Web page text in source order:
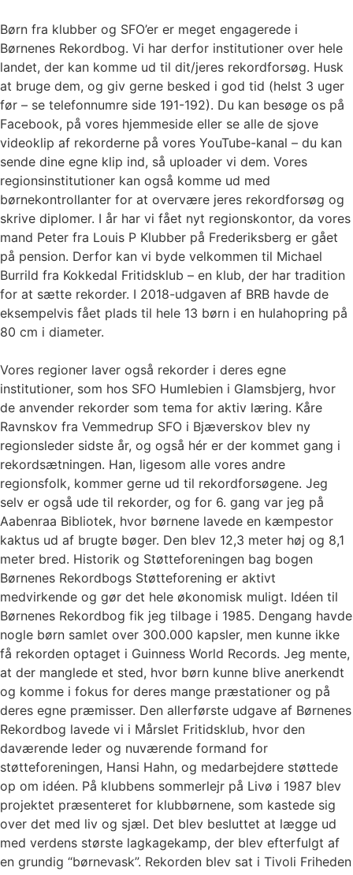
Børn fra klubber og SFO’er er meget engagerede i
Børnenes Rekordbog. Vi har derfor institutioner over hele
landet, der kan komme ud til dit/jeres rekordforsøg. Husk
at bruge dem, og giv gerne besked i god tid (helst 3 uger
før – se telefonnumre side 191-192). Du kan besøge os på
Facebook, på vores hjemmeside eller se alle de sjove
videoklip af rekorderne på vores YouTube-kanal – du kan
sende dine egne klip ind, så uploader vi dem. Vores
regionsinstitutioner kan også komme ud med
børnekontrollanter for at overvære jeres rekordforsøg og
skrive diplomer. I år har vi fået nyt regionskontor, da vores
mand Peter fra Louis P Klubber på Frederiksberg er gået
på pension. Derfor kan vi byde velkommen til Michael
Burrild fra Kokkedal Fritidsklub – en klub, der har tradition
for at sætte rekorder. I 2018-udgaven af BRB havde de
eksempelvis fået plads til hele 13 børn i en hulahopring på
80 cm i diameter.
Vores regioner laver også rekorder i deres egne
institutioner, som hos SFO Humlebien i Glamsbjerg, hvor
de anvender rekorder som tema for aktiv læring. Kåre
Ravnskov fra Vemmedrup SFO i Bjæverskov blev ny
regionsleder sidste år, og også hér er der kommet gang i
rekordsætningen. Han, ligesom alle vores andre
regionsfolk, kommer gerne ud til rekordforsøgene. Jeg
selv er også ude til rekorder, og for 6. gang var jeg på
Aabenraa Bibliotek, hvor børnene lavede en kæmpestor
kaktus ud af brugte bøger. Den blev 12,3 meter høj og 8,1
meter bred. Historik og Støtteforeningen bag bogen
Børnenes Rekordbogs Støtteforening er aktivt
medvirkende og gør det hele økonomisk muligt. Idéen til
Børnenes Rekordbog fik jeg tilbage i 1985. Dengang havde
nogle børn samlet over 300.000 kapsler, men kunne ikke
få rekorden optaget i Guinness World Records. Jeg mente,
at der manglede et sted, hvor børn kunne blive anerkendt
og komme i fokus for deres mange præstationer og på
deres egne præmisser. Den allerførste udgave af Børnenes
Rekordbog lavede vi i Mårslet Fritidsklub, hvor den
daværende leder og nuværende formand for
støtteforeningen, Hansi Hahn, og medarbejdere støttede
op om idéen. På klubbens sommerlejr på Livø i 1987 blev
projektet præsenteret for klubbørnene, som kastede sig
over det med liv og sjæl. Det blev besluttet at lægge ud
med verdens største lagkagekamp, der blev efterfulgt af
en grundig “børnevask”. Rekorden blev sat i Tivoli Friheden